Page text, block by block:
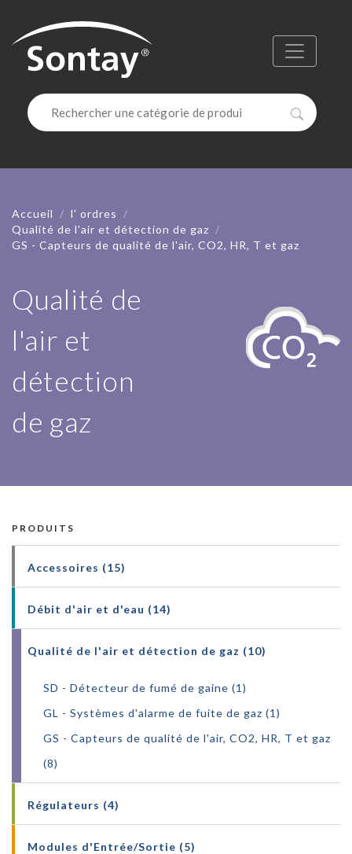
Sontay
Qualité de
l'air et
détection
de gaz
Accueil
l' ordres
Qualité de l'air et détection de gaz
GS - Capteurs de qualité de l'air, CO2, HR, T et gaz
PRODUITS
Accessoires (15)
Débit d'air et d'eau (14)
Qualité de l'air et détection de gaz (10)
SD - Détecteur de fumé de gaine (1)
GL - Systèmes d'alarme de fuite de gaz (1)
GS - Capteurs de qualité de l'air, CO2, HR, T et gaz
(8)
Régulateurs (4)
Modules d'Entrée/Sortie (5)